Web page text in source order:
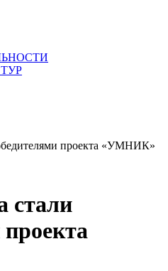
проекта «УМНИК»
стали